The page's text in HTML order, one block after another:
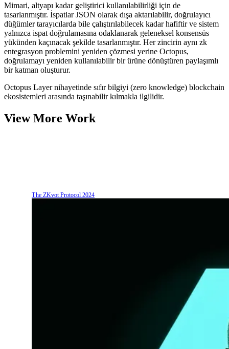
Mimari, altyapı kadar geliştirici kullanılabilirliği için de
tasarlanmıştır. İspatlar JSON olarak dışa aktarılabilir, doğrulayıcı
düğümler tarayıcılarda bile çalıştırılabilecek kadar hafiftir ve sistem
yalnızca ispat doğrulamasına odaklanarak geleneksel konsensüs
yükünden kaçınacak şekilde tasarlanmıştır. Her zincirin aynı zk
entegrasyon problemini yeniden çözmesi yerine Octopus,
doğrulamayı yeniden kullanılabilir bir ürüne dönüştüren paylaşımlı
bir katman oluşturur.
Octopus Layer nihayetinde sıfır bilgiyi (zero knowledge) blockchain
ekosistemleri arasında taşınabilir kılmakla ilgilidir.
View More Work
The ZKvot Protocol 2024